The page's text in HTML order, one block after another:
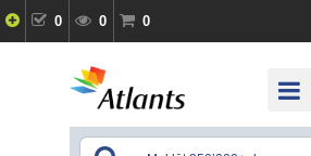
0 0 0